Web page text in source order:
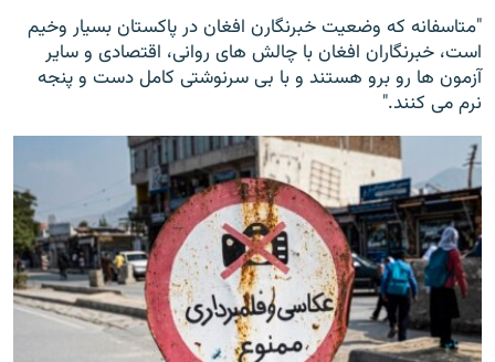
"متاسفانه که وضعیت خبرنگارن افغان در پاکستان بسیار وخیم
است، خبرنگاران افغان با چالش های روانی، اقتصادی و سایر
آزمون ها رو برو هستند و با بی سرنوشتی کامل دست و پنجه
نرم می کنند."